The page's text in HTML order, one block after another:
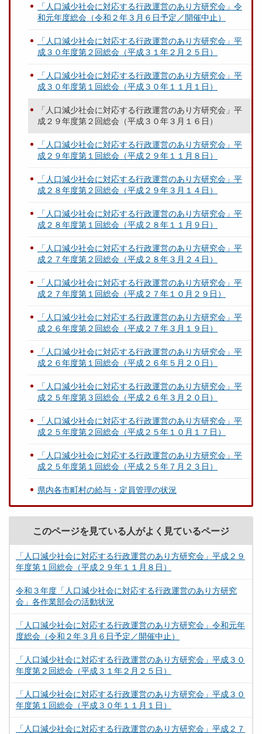
「人口減少社会に対応する行政運営のあり方研究会」令
和元年度総会（令和２年３月６日予定／開催中止）
「人口減少社会に対応する行政運営のあり方研究会」平
成３０年度第２回総会（平成３１年２月２５日）
「人口減少社会に対応する行政運営のあり方研究会」平
成３０年度第１回総会（平成３０年１１月１日）
「人口減少社会に対応する行政運営のあり方研究会」平
成２９年度第２回総会（平成３０年３月１６日）
「人口減少社会に対応する行政運営のあり方研究会」平
成２９年度第１回総会（平成２９年１１月８日）
「人口減少社会に対応する行政運営のあり方研究会」平
成２８年度第２回総会（平成２９年３月１４日）
「人口減少社会に対応する行政運営のあり方研究会」平
成２８年度第１回総会（平成２８年１１月９日）
「人口減少社会に対応する行政運営のあり方研究会」平
成２７年度第２回総会（平成２８年３月２４日）
「人口減少社会に対応する行政運営のあり方研究会」平
成２７年度第１回総会（平成２７年１０月２９日）
「人口減少社会に対応する行政運営のあり方研究会」平
成２６年度第２回総会（平成２７年３月１９日）
「人口減少社会に対応する行政運営のあり方研究会」平
成２６年度第１回総会（平成２６年５月２０日）
「人口減少社会に対応する行政運営のあり方研究会」平
成２５年度第３回総会（平成２６年３月２０日）
「人口減少社会に対応する行政運営のあり方研究会」平
成２５年度第２回総会（平成２５年１０月１７日）
「人口減少社会に対応する行政運営のあり方研究会」平
成２５年度第１回総会（平成２５年７月２３日）
県内各市町村の給与・定員管理の状況
このページを見ている人がよく見ているページ
「人口減少社会に対応する行政運営のあり方研究会」平成２９
年度第１回総会（平成２９年１１月８日）
令和３年度「人口減少社会に対応する行政運営のあり方研究
会」各作業部会の活動状況
「人口減少社会に対応する行政運営のあり方研究会」令和元年
度総会（令和２年３月６日予定／開催中止）
「人口減少社会に対応する行政運営のあり方研究会」平成３０
年度第２回総会（平成３１年２月２５日）
「人口減少社会に対応する行政運営のあり方研究会」平成３０
年度第１回総会（平成３０年１１月１日）
「人口減少社会に対応する行政運営のあり方研究会」平成２７